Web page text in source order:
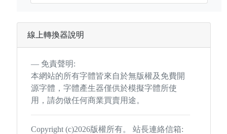
線上轉換器說明
免責聲明:
本網站的所有字體皆來自於無版權及免費開
源字體，字體產生器僅供於模擬字體所使
用，請勿做任何商業買賣用途。
Copyright (c)2026版權所有。 站長連絡信箱: